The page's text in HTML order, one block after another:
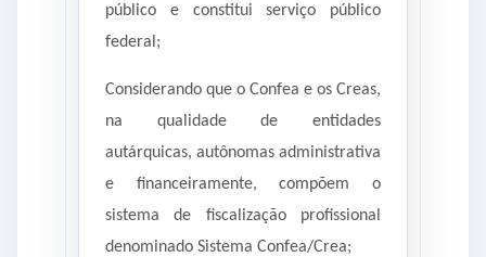
público e constitui serviço público
federal;
Considerando que o Confea e os Creas,
na qualidade de entidades
autárquicas, autônomas administrativa
e financeiramente, compõem o
sistema de fiscalização profissional
denominado Sistema Confea/Crea;